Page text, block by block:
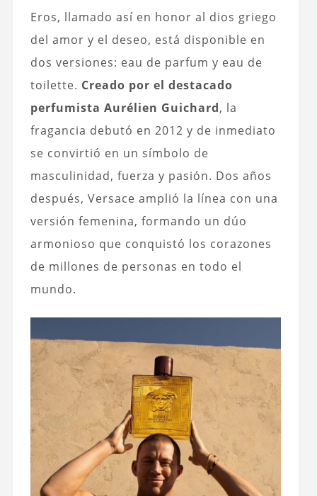
Eros, llamado así en honor al dios griego
del amor y el deseo, está disponible en
dos versiones: eau de parfum y eau de
toilette. Creado por el destacado
perfumista Aurélien Guichard, la
fragancia debutó en 2012 y de inmediato
se convirtió en un símbolo de
masculinidad, fuerza y pasión. Dos años
después, Versace amplió la línea con una
versión femenina, formando un dúo
armonioso que conquistó los corazones
de millones de personas en todo el
mundo.